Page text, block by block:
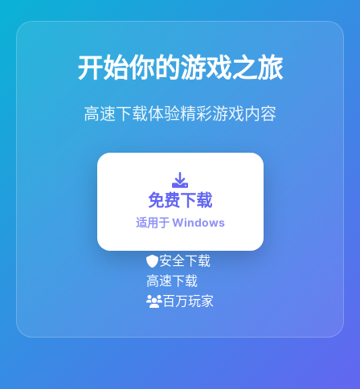
开始你的游戏之旅
高速下载体验精彩游戏内容
免费下载
适用于 Windows
安全下载
高速下载
百万玩家